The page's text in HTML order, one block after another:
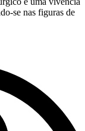
se nas figuras de